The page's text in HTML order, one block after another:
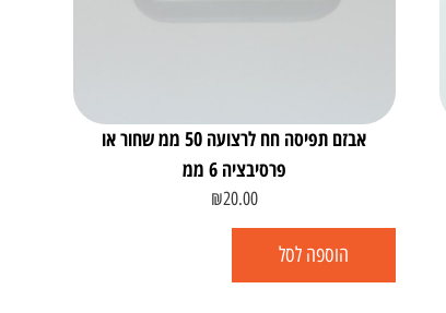
אבזם תפיסה חח לרצועה 50 ממ שחור או
פרסיבציה 6 ממ
₪20.00
הוספה לסל